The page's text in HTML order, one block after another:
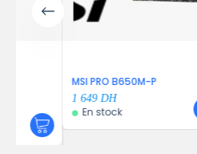
MSI PRO B650M-P
DH
En stock